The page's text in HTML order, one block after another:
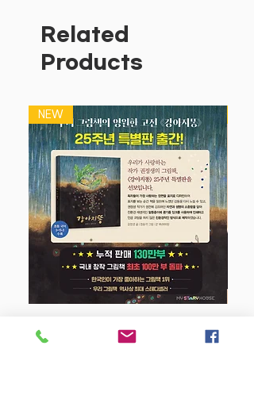
가방 모양에 착착 붙일 수 있는 매직스티
놀이할 수 있다.
도톰한 재질의 매직스티커로 손이 작은 아
이들도 쉽게 붙였다 떼었다 할 수 있다.
뒷면을 물로 깨끗하게 씻으면 반영구적으
로 사용할 수 있다.
Related
Products
NEW